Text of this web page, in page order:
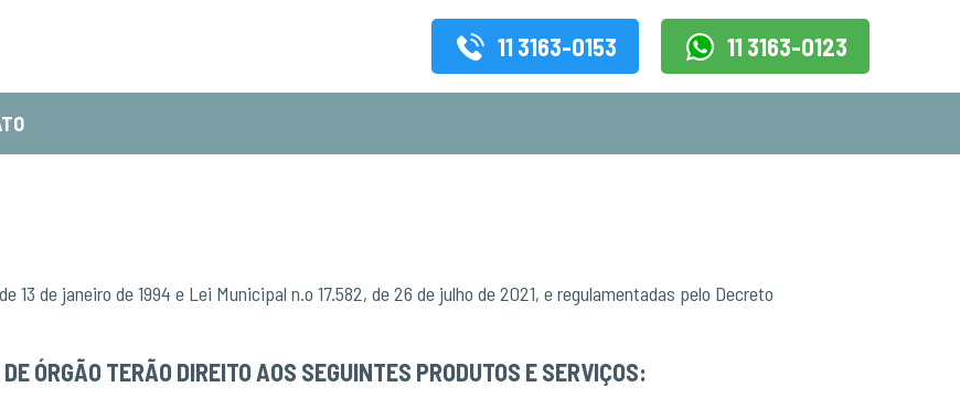
11 3163-0123
11 3163-0153
13 de janeiro de 1994 e Lei Municipal n.o 17.582, de 26 de julho de 2021, e regulamentadas pelo Decreto
ÓRGÃO TERÃO DIREITO AOS SEGUINTES PRODUTOS E SERVIÇOS: